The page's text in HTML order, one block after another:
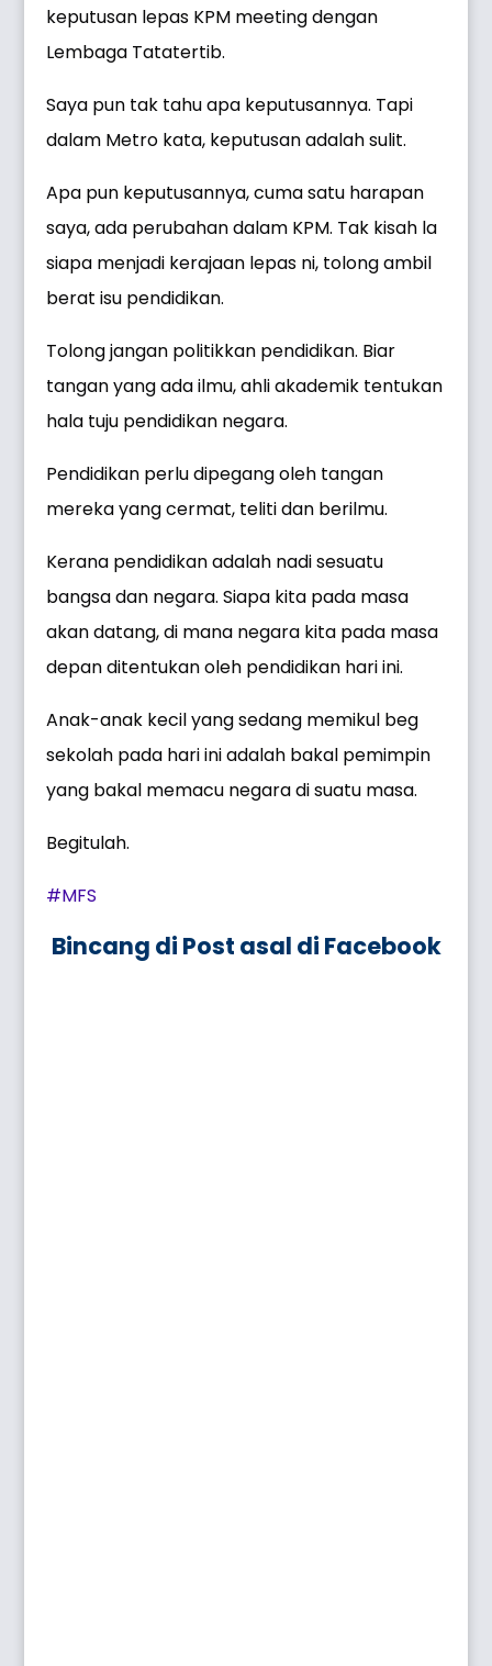
keputusan lepas KPM meeting dengan
Lembaga Tatatertib.
Saya pun tak tahu apa keputusannya. Tapi
dalam Metro kata, keputusan adalah sulit.
Apa pun keputusannya, cuma satu harapan
saya, ada perubahan dalam KPM. Tak kisah la
siapa menjadi kerajaan lepas ni, tolong ambil
berat isu pendidikan.
Tolong jangan politikkan pendidikan. Biar
tangan yang ada ilmu, ahli akademik tentukan
hala tuju pendidikan negara.
Pendidikan perlu dipegang oleh tangan
mereka yang cermat, teliti dan berilmu.
Kerana pendidikan adalah nadi sesuatu
bangsa dan negara. Siapa kita pada masa
akan datang, di mana negara kita pada masa
depan ditentukan oleh pendidikan hari ini.
Anak-anak kecil yang sedang memikul beg
sekolah pada hari ini adalah bakal pemimpin
yang bakal memacu negara di suatu masa.
Begitulah.
#MFS
Bincang di Post asal di Facebook